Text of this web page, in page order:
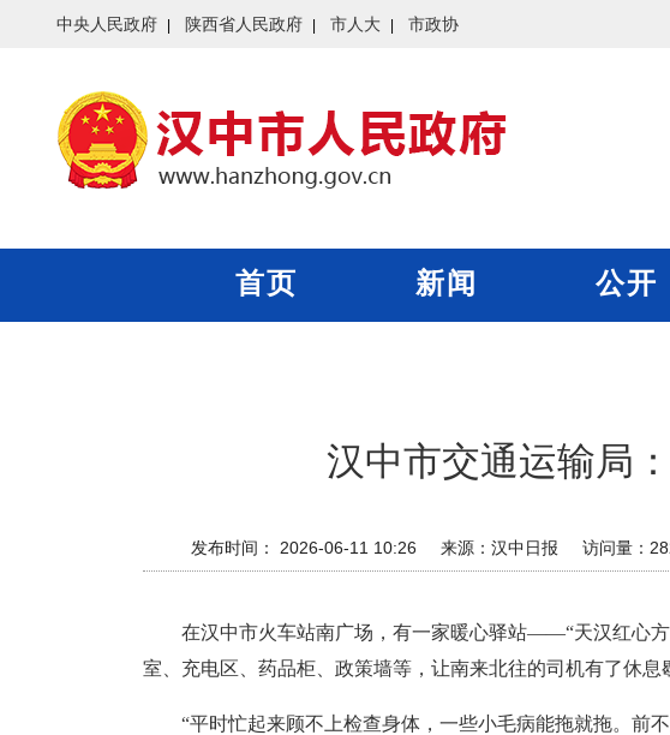
中央人民政府 陕西省人民政府 市人大 市政协
首页 新闻 公开
汉中市交通运输局
发布时间： 2026-06-11 10:26 来源： 汉中日报 访问量：
在汉中市火车站南广场，有一家暖心驿站——“天汉红心
室、充电区、药品柜、政策墙等，让南来北往的司机有了休息
“平时忙起来顾不上检查身体，一些小毛病能拖就拖。前